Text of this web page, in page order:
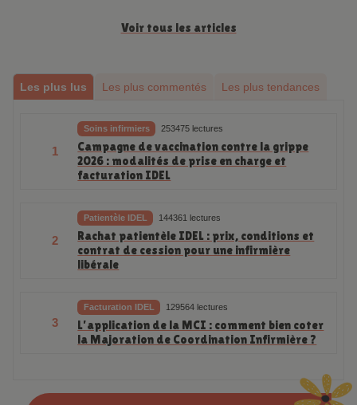
Voir tous les articles
Les plus lus Les plus commentés Les plus tendances
1
Soins infirmiers 253475 lectures
Campagne de vaccination contre la grippe
2026 : modalités de prise en charge et
facturation IDEL
2
Patientèle IDEL 144361 lectures
Rachat patientèle IDEL : prix, conditions et
contrat de cession pour une infirmière
libérale
3
Facturation IDEL 129564 lectures
L’application de la MCI : comment bien coter
la Majoration de Coordination Infirmière ?